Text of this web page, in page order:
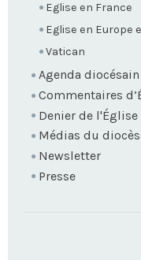
Eglise en France
Eglise en Europe
Vatican
Agenda diocésain
Commentaires
Denier de l'Église
Médias du
Newsletter
Presse